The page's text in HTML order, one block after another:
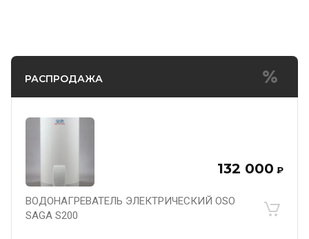
РАСПРОДАЖА
132 000 ₽
ВОДОНАГРЕВАТЕЛЬ ЭЛЕКТРИЧЕСКИЙ OSO
SAGA S200